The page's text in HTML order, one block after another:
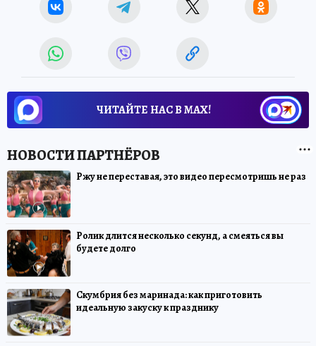
ЧИТАЙТЕ НАС В МАХ!
Ржу не переставая, это видео пересмотришь не раз
Ролик длится несколько секунд, а смеяться вы
будете долго
Скумбрия без маринада: как приготовить
идеальную закуску к празднику